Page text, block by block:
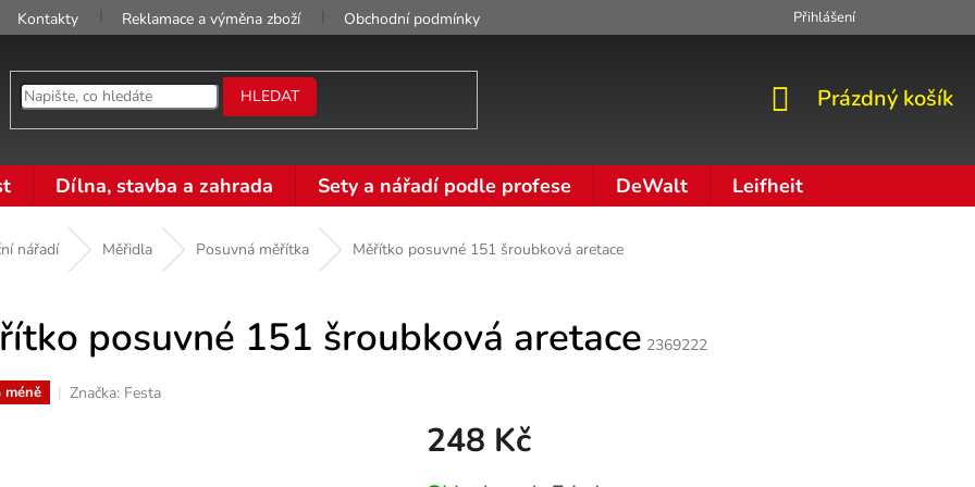
Kontakty Reklamace a výměna zboží Obchodní podmínky Moje objednávka
Přihlášení
HLEDAT
NÁKUPNÍ
Prázdný košík
Dílna, stavba a zahrada Sety a nářadí podle profese DeWalt Leifheit
nářadí Měřidla Posuvná měřítka Měřítko posuvné 151 šroubková aretace
posuvné 151 šroubková aretace 2369222
méně Značka: Festa
248 Kč